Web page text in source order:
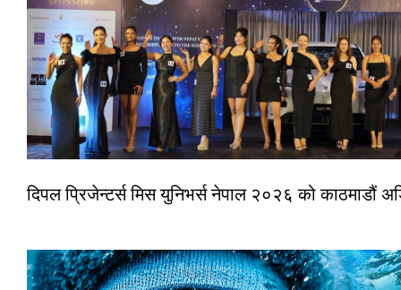
दिपल प्रिजेन्टर्स मिस युनिभर्स नेपाल २०२६ को काठमाडौं